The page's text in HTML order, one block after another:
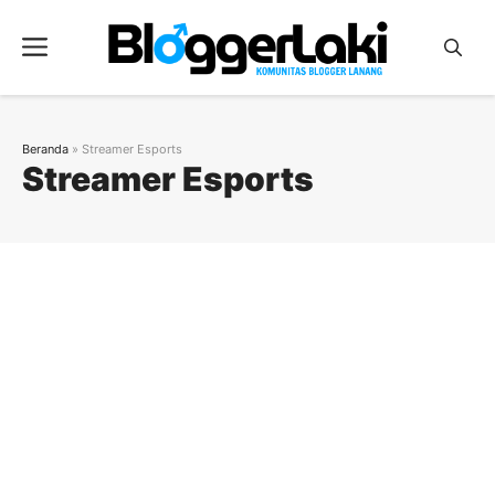
Menu
Streamer Esports
Beranda » Streamer Esports